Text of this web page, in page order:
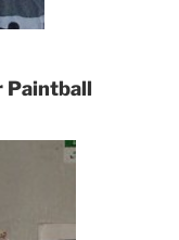
Paintball